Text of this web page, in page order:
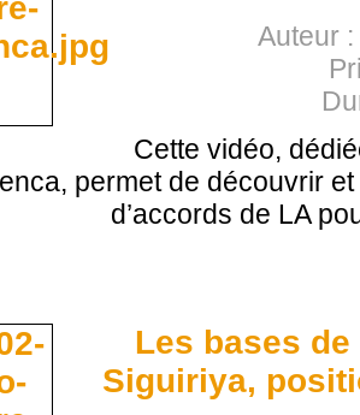
Auteur
Cette vidéo,
permet de découvrir
d’accords de LA
Les bases
Siguiriya,